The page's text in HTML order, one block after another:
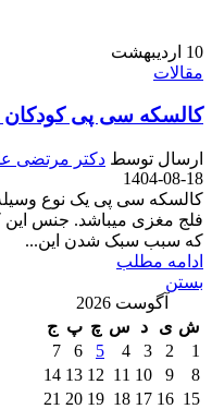
10 اردیبهشت
مقالات
کالسکه سی پی کودکان
ارسال توسط دکتر مرتضی
1404-08-18
کالسکه سی پی یک نوع
فلج مغزی میباشد. جنس این
که سبب سبک شدن این...
ادامه مطلب
بستن
آگوست 2026
ش ی د س چ پ ج
1
2
3
4
5
6
7
8
9
10
11
12
13
14
15
16
17
18
19
20
21